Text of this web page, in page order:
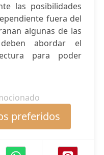
las posibilidades
fuera del
algunas de las
abordar el
para poder
preferidos